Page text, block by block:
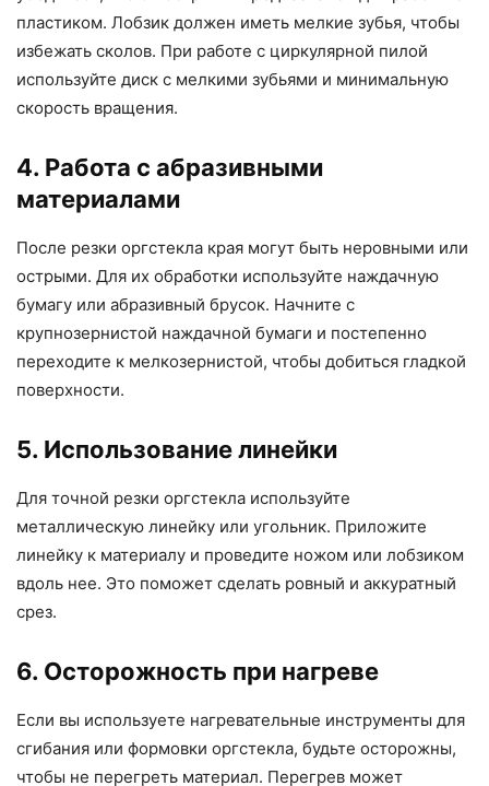
пластиком. Лобзик должен иметь мелкие зубья, чтобы
избежать сколов. При работе с циркулярной пилой
используйте диск с мелкими зубьями и минимальную
скорость вращения.
4. Работа с абразивными
материалами
После резки оргстекла края могут быть неровными или
острыми. Для их обработки используйте наждачную
бумагу или абразивный брусок. Начните с
крупнозернистой наждачной бумаги и постепенно
переходите к мелкозернистой, чтобы добиться гладкой
поверхности.
5. Использование линейки
Для точной резки оргстекла используйте
металлическую линейку или угольник. Приложите
линейку к материалу и проведите ножом или лобзиком
вдоль нее. Это поможет сделать ровный и аккуратный
срез.
6. Осторожность при нагреве
Если вы используете нагревательные инструменты для
сгибания или формовки оргстекла, будьте осторожны,
чтобы не перегреть материал. Перегрев может